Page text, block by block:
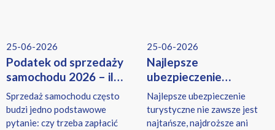
25-06-2026
Podatek od sprzedaży
samochodu 2026 – ile
wynosi i kiedy trzeba
go zapłacić?
Sprzedaż samochodu często
budzi jedno podstawowe
pytanie: czy trzeba zapłacić
25-06-2026
Najlepsze
ubezpieczenie
turystyczne – jakie
wybrać?
Najlepsze ubezpieczenie
turystyczne nie zawsze jest
najtańsze, najdroższe ani